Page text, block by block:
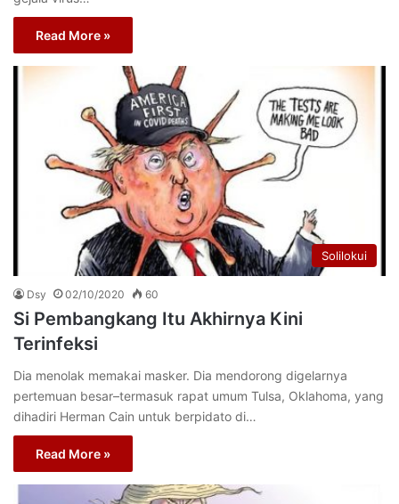
Read More »
Solilokui
Dsy 02/10/2020 60
Si Pembangkang Itu Akhirnya Kini
Terinfeksi
Dia menolak memakai masker. Dia mendorong digelarnya
pertemuan besar–termasuk rapat umum Tulsa, Oklahoma, yang
dihadiri Herman Cain untuk berpidato di…
Read More »